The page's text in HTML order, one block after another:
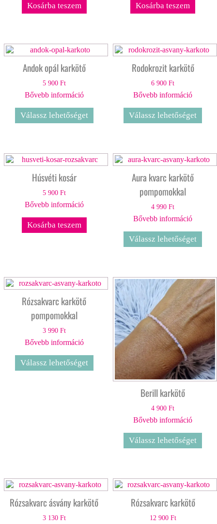
Kosárba teszem Kosárba teszem
Andok opál karkötő
5 900 Ft
Bővebb információ
Válassz lehetőséget
Rodokrozit karkötő
6 900Ft
Bővebb információ
Válassz lehetőséget
Húsvéti kosár
5 900 Ft
Bővebb információ
Kosárba teszem
Aura kvarc karkötő
pompomokkal
4 990Ft
Bővebb információ
Válassz lehetőséget
Rózsakvarc karkötő
pompomokkal
3 990 Ft
Bővebb információ
Válassz lehetőséget
Berill karkötő
4 900Ft
Bővebb információ
Válassz lehetőséget
Rózsakvarc ásvány karkötő
3 130 Ft
Rózsakvarc karkötő
12 900 Ft